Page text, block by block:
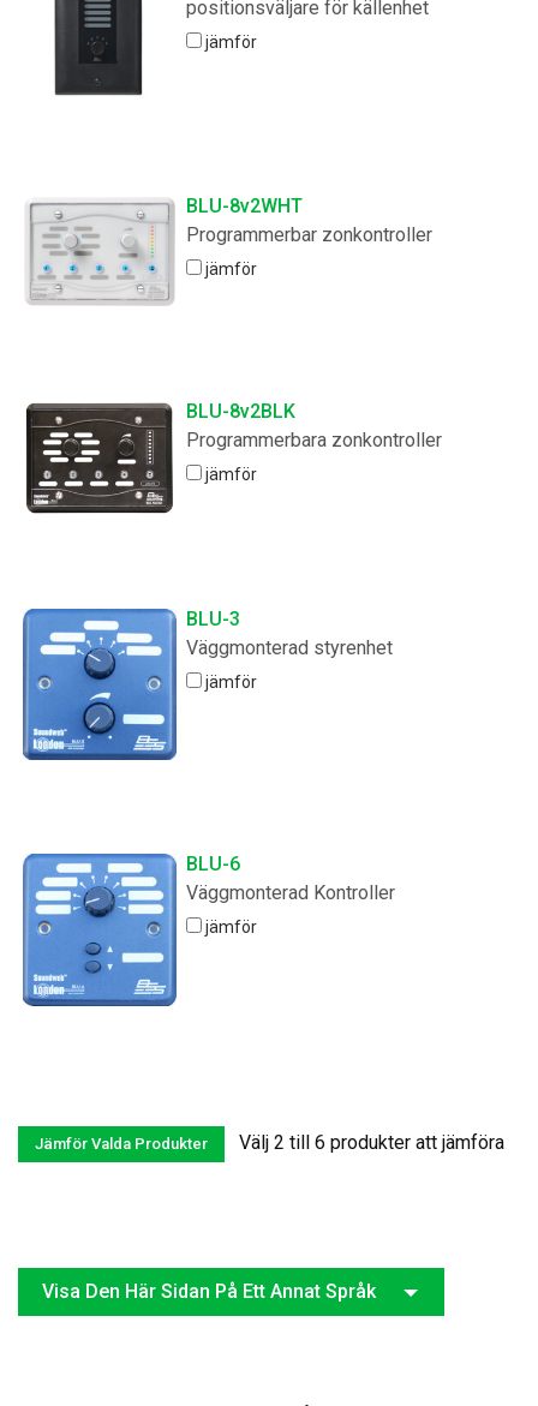
positionsväljare för källenhet
jämför
BLU-8v2WHT
Programmerbar zonkontroller
jämför
BLU-8v2BLK
Programmerbara zonkontroller
jämför
BLU-3
Väggmonterad styrenhet
jämför
BLU-6
Väggmonterad Kontroller
jämför
Välj 2 till 6 produkter att jämföra
Visa Den Här Sidan På Ett Annat Språk